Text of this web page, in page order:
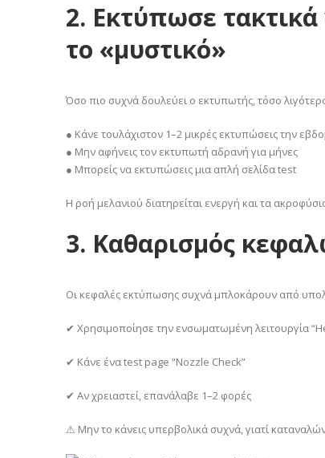
2. Εκτύπωσε
το «μυστικό»
Όσο πιο συχνά δουλεύει ο εκτυπωτής, τόσο
● Κάνε τουλάχιστον 1–2 μικρές εκτυπώσεις την
● Μην αφήνεις τον εκτυπωτή αδρανή για μήνες
● Μπορείς να εκτυπώσεις μια απλή σελίδα test
Η ροή μελανιού διατηρείται ενεργή και τα
3. Καθαρισμός
Οι κεφαλές εκτύπωσης συχνά μπλοκάρουν από
✔ Χρησιμοποίησε την ενσωματωμένη λειτουργία
✔ Κάνε ένα test page “Nozzle Check”
✔ Αν χρειαστεί, επανάλαβε 1–2 φορές
⚠ Μην το κάνεις υπερβολικά συχνά, γιατί